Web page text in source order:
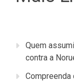
Quem
contra a
Compreenda